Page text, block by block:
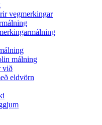
vegmerkingar
málning
við
eldvörn